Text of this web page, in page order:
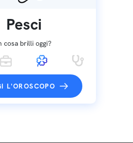
Pesci
cosa brilli oggi?
L'OROSCOPO